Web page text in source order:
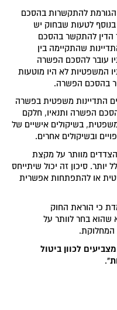
הגורמת להתקשרות בהסכם
בנוסף לטעות שבחוק יש
הדין להתקשר בהסכם
שהתקיימה בין
עובר להסכם הפשרה
המשפטיות לא היו מוטעות
בהסכם הפשרה.
התדיינות משפטית בפשרה
הפשרה ותנאיו, חלקם
בשיקולים אישיים של
ובשיקולים אחרים.
מוותר על מקצת
יותר. סיכון זה יכול שיתייחס
או להתפתחות אפשרית
כי הוראת החוק
שהוא בחר לוותר על
המחלוקת.
לכוון ביטול
.